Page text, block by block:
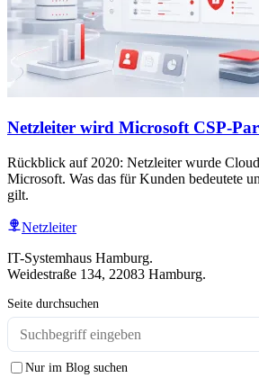
Netzleiter wird Microsoft CSP-
Rückblick auf 2020: Netzleiter wurde
Microsoft. Was das für Kunden bedeutete
gilt.
Netzleiter
IT-Systemhaus Hamburg.
Weidestraße 134, 22083 Hamburg.
Seite durchsuchen
Nur im Blog suchen